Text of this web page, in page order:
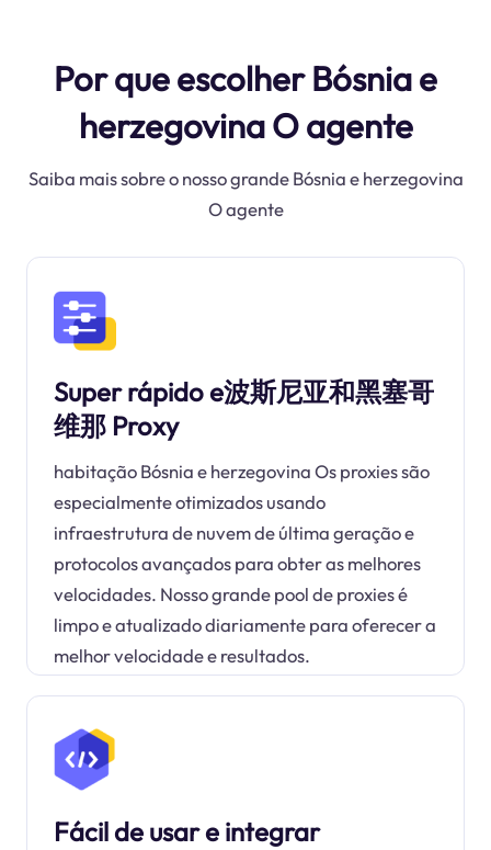
Por que escolher Bósnia e
herzegovina O agente
Saiba mais sobre o nosso grande Bósnia e herzegovina
O agente
Super rápido e波斯尼亚和黑塞哥
维那 Proxy
habitação Bósnia e herzegovina Os proxies são
especialmente otimizados usando
infraestrutura de nuvem de última geração e
protocolos avançados para obter as melhores
velocidades. Nosso grande pool de proxies é
limpo e atualizado diariamente para oferecer a
melhor velocidade e resultados.
Fácil de usar e integrar